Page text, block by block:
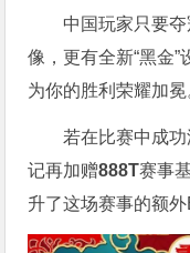
中国玩家只要
像，更有全新“黑金”
为你的胜利荣耀加冕
若在比赛中成
记再加赠888T赛事
升了这场赛事的额外